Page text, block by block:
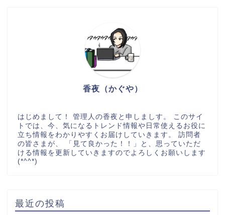
香夜（かぐや）
はじめまして！ 管理人の香夜と申しましす。 このサイ
トでは、今、気になるトレンド情報や日常使えるお役に
立ち情報をわかりやすくお届けしていきます。 訪問者
の皆さまが、 「見て良かった！！」と、思っていただ
ける情報を更新していきますのでよろしくお願いします
(*^^*)
最近の投稿